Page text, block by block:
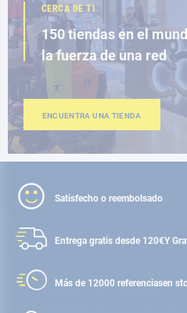
CERCA DE TI
150 tiendas en el
la fuerza de una red
ENCUENTRA UNA TIENDA
Satisfecho o reembolsado
Entrega gratis desde 120€Y
Más de 12000 referenciasen